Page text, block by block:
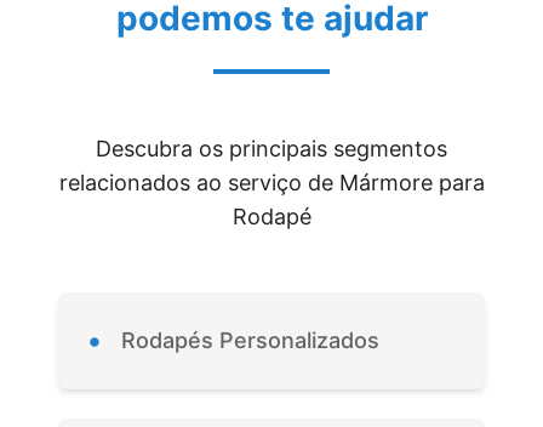
podemos te ajudar
Descubra os principais segmentos
relacionados ao serviço de Mármore para
Rodapé
• Rodapés Personalizados